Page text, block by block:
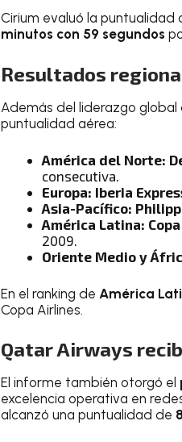
Cirium evaluó la
minutos con 59 segundos
Resultados
Además del liderazgo global
puntualidad aérea:
América del Norte:
consecutiva.
Europa: Iberia
Asia-Pacífico:
América Latina:
2009.
Oriente Medio y
En el ranking de América
Copa Airlines.
Qatar Airways
El informe también otorgó el
excelencia operativa en
alcanzó una puntualidad de